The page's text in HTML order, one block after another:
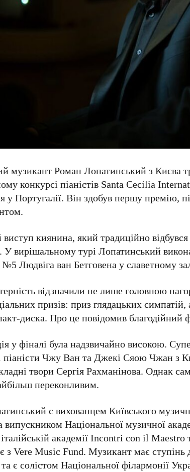
музикантРоман Лопатинськийз Києва
конкурсі піаністів Santa Cecília
у Португалії. Він здобув першу премію,
киянина, який традиційно
У вирішальному турі Лопатинський
Людвіга ван Бетговенау славетному
відзначили не лише головною
призів:приз глядацьких симпатій,
диска. Про це повідомив благодійний
у фіналі була надзвичайно високою.
піаністиЧжу ВантаДжекі Сяою Чжанз
твориСергія Рахманінова. Однак
переконливим.
є вихованцемКиївського
випускникомНаціональної музичної
академіїIncontri con il Maestro
зVere Music Fund. Музикант має ступінь
та єсолістом Національної філармонії